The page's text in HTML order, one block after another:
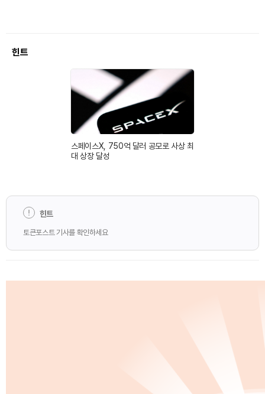
힌트
스페이스X, 750억 달러 공모로 사상 최
대 상장 달성
힌트
토큰포스트 기사를 확인하세요